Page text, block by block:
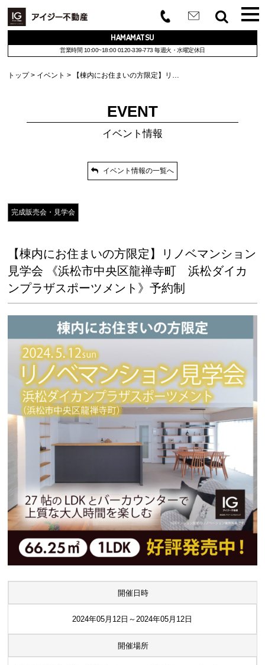
HAMAMATSU
営業時間 10:00~18:00 0120-339-773 毎週火・水曜定休日
トップ イベント 【棟内にお住まいの方限定】リ…
EVENT
イベント情報
イベント情報の一覧へ
完成販売会・見学会
【棟内にお住まいの方限定】リノベマンション
見学会 《浜松市中央区龍禅寺町 浜松ダイカ
ンプラザスポーツメント》予約制
開催日時
2024年05月12日～2024年05月12日
開催場所